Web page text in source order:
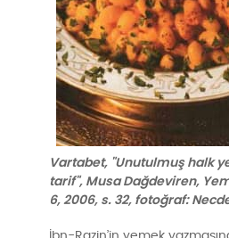
Vartabet, "Unutulmuş halk
tarif", Musa Dağdeviren,
6, 2006, s. 32, fotoğraf: